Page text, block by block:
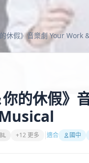
你的休假
+12 更多 適合 國中